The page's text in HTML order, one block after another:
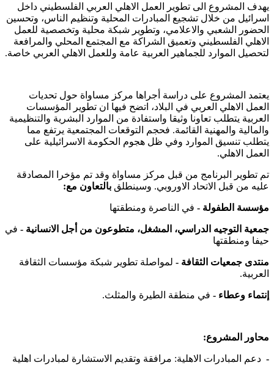
يهدف المشروع الى تطوير العمل الاهلي العربي الفلسطيني داخل
اسرائيل من خلال تشجيع المبادرات المحلية وتنظيم الناس، وتحسين
الحضور الشعبي والاعلامي، وتطوير شبكة محلية وتخصصية للعمل
الاهلي الفلسطيني وتعميق الشراكة مع المجتمع المحلي والمرافعة
لتحصيل الموارد للجماهير العربية عامة وللعمل الاهلي العربي خاصة.
يعتمد المشروع على دراسة أجراها مركز مساواة حول تحديات
العمل الاهلي العربي في البلاد، اتضح فيها ان تطوير المؤسسات
العربية يتطلب تعاونا وثيقا واستفادة من الموارد البشرية والتنظيمية
والمالية والمهنية القائمة. فحجم التوقعات المجتمعية يرتفع مما
يتطلب تنسيق الموارد وفي ظل هجوم الحكومة الاسرائيلية على
العمل الاهلي.
تم تطوير البرنامج من قبل مركز مساواة وقد تم مؤخرا المصادقة
عليه من قبل الاتحاد الاوروبي. وسينطلق بالتعاون مع:
مؤسسة الطفولة - في الناصرة ومنطقتها
جمعية التوجيه الدراسي، المشغل، متطوعون من أجل الانسانية - في
حيفا ومنطقتها
منتدى جمعيات الثقافة - لمواصلة تطوير شبكة مؤسسات الثقافة
العربية.
إنتماء وعطاء - في منطقة الطيرة والمثلث.
محاور المشروع:
- دعم المبادرات الاهلية: مرافقة وتقديم الاستشارة لمبادرات اهلية